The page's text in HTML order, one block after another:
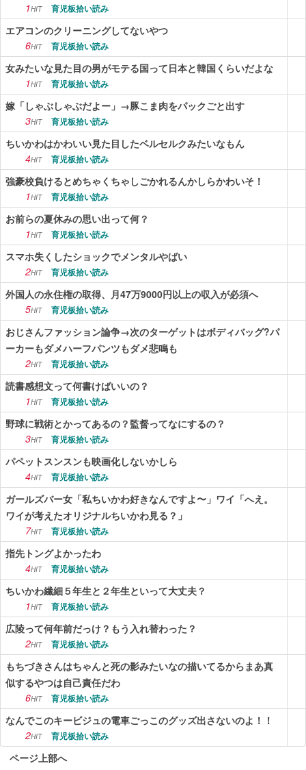
1HIT 育児板拾い読み
エアコンのクリーニングしてないやつ
6HIT 育児板拾い読み
女みたいな見た目の男がモテる国って日本と韓国くらいだよな
1HIT 育児板拾い読み
嫁「しゃぶしゃぶだよー」→豚こま肉をパックごと出す
3HIT 育児板拾い読み
ちいかわはかわいい見た目したベルセルクみたいなもん
4HIT 育児板拾い読み
強豪校負けるとめちゃくちゃしごかれるんかしらかわいそ！
1HIT 育児板拾い読み
お前らの夏休みの思い出って何？
1HIT 育児板拾い読み
スマホ失くしたショックでメンタルやばい
2HIT 育児板拾い読み
外国人の永住権の取得、月47万9000円以上の収入が必須へ
5HIT 育児板拾い読み
おじさんファッション論争→次のターゲットはボディバッグ?パ
ーカーもダメハーフパンツもダメ悲鳴も
2HIT 育児板拾い読み
読書感想文って何書けばいいの？
1HIT 育児板拾い読み
野球に戦術とかってあるの？監督ってなにするの？
3HIT 育児板拾い読み
パペットスンスンも映画化しないかしら
4HIT 育児板拾い読み
ガールズバー女「私ちいかわ好きなんですよ〜」ワイ「へえ。
ワイが考えたオリジナルちいかわ見る？」
7HIT 育児板拾い読み
指先トングよかったわ
4HIT 育児板拾い読み
ちいかわ繊細５年生と２年生といって大丈夫？
1HIT 育児板拾い読み
広陵って何年前だっけ？もう入れ替わった？
2HIT 育児板拾い読み
もちづきさんはちゃんと死の影みたいなの描いてるからまあ真
似するやつは自己責任だわ
6HIT 育児板拾い読み
なんでこのキービジュの電車ごっこのグッズ出さないのよ！！
2HIT 育児板拾い読み
ページ上部へ